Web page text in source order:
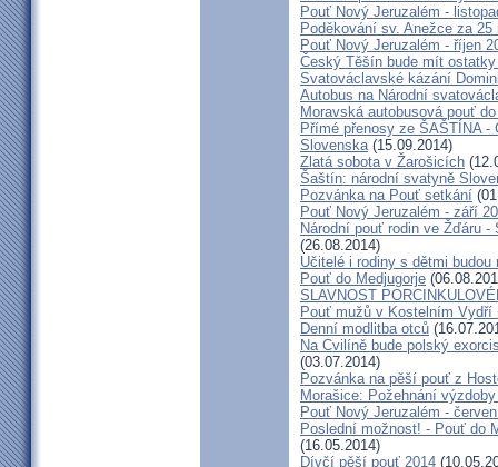
Pouť Nový Jeruzalém -
Poděkování sv. Anežce za 25
Pouť Nový Jeruzalém - říjen
Český Těšín bude mít
Svatováclavské kázání
Autobus na Národní
Moravská autobusová pouť
Přímé přenosy ze ŠAŠTÍNA -
Slovenska (15.09.2014)
Zlatá sobota v Žarošicích
Šaštín: národní svatyně
Pozvánka na Pouť setkání
Pouť Nový Jeruzalém - září
Národní pouť rodin ve Žďáru
(26.08.2014)
Učitelé i rodiny s dětmi
Pouť do Medjugorje
SLAVNOST
Pouť mužů v Kostelním Vydří
Denní modlitba otců
Na Cvilíně bude polský
(03.07.2014)
Pozvánka na pěší pouť z
Morašice: Požehnání
Pouť Nový Jeruzalém -
Poslední možnost! - Pouť do
(16.05.2014)
Dívčí pěší pouť 2014